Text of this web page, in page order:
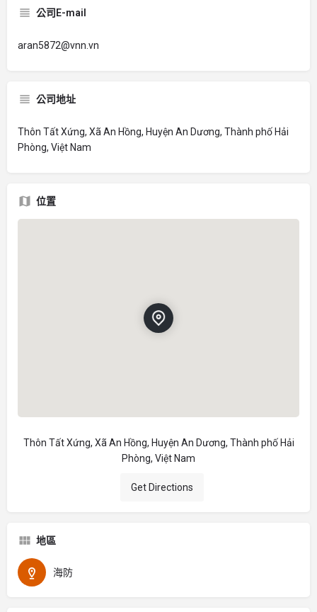
公司E-mail
aran5872@vnn.vn
公司地址
Thôn Tất Xứng, Xã An Hồng, Huyện An Dương, Thành phố Hải
Phòng, Việt Nam
位置
Thôn Tất Xứng, Xã An Hồng, Huyện An Dương, Thành phố Hải
Phòng, Việt Nam
Get Directions
地區
海防